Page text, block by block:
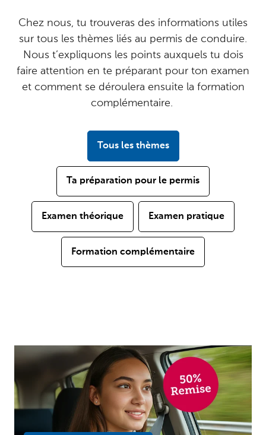
Chez nous, tu trouveras des informations utiles
sur tous les thèmes liés au permis de conduire.
Nous t’expliquons les points auxquels tu dois
faire attention en te préparant pour ton examen
et comment se déroulera ensuite la formation
complémentaire.
Tous les thèmes
Ta préparation pour le permis
Examen théorique Examen pratique
Formation complémentaire